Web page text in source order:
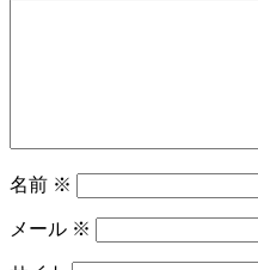
名前 ※
メール ※